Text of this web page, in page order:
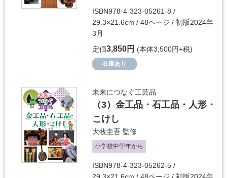
ISBN978-4-323-05261-8 /
29.3×21.6cm / 48ページ / 初版2024年
3月
定価3,850円 (本体3,500円+税)
在庫あり
未来につなぐ工芸品
（3） 金工品・石工品・人形・
こけし
大牧圭吾 監修
小学校中学年から
ISBN978-4-323-05262-5 /